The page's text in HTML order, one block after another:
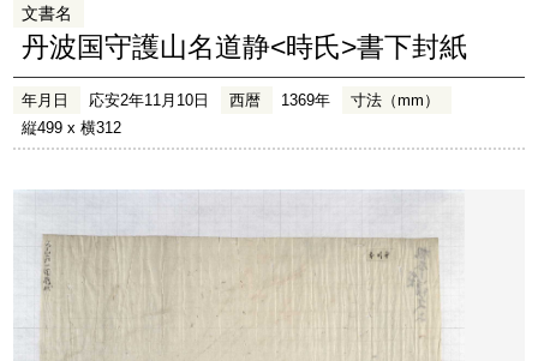
文書名
丹波国守護山名道静<時氏>書下封紙
年月日 応安2年11月10日 西暦 1369年
寸法（mm）
縦499 x 横312